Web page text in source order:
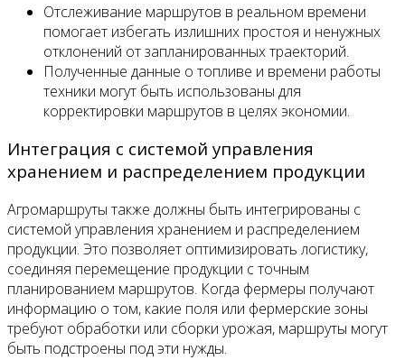
Отслеживание маршрутов в реальном времени
помогает избегать излишних простоя и ненужных
отклонений от запланированных траекторий.
Полученные данные о топливе и времени работы
техники могут быть использованы для
корректировки маршрутов в целях экономии.
Интеграция с системой управления
хранением и распределением продукции
Агромаршруты также должны быть интегрированы с
системой управления хранением и распределением
продукции. Это позволяет оптимизировать логистику,
соединяя перемещение продукции с точным
планированием маршрутов. Когда фермеры получают
информацию о том, какие поля или фермерские зоны
требуют обработки или сборки урожая, маршруты могут
быть подстроены под эти нужды.